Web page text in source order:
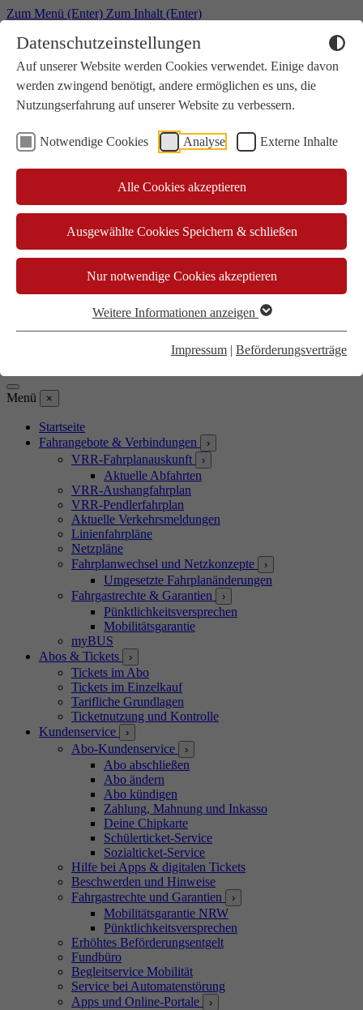
Datenschutzeinstellungen
Auf unserer Website werden Cookies verwendet. Einige davon
werden zwingend benötigt, andere ermöglichen es uns, die
Nutzungserfahrung auf unserer Website zu verbessern.
Notwendige Cookies Analyse Externe Inhalte
Alle Cookies akzeptieren
Ausgewählte Cookies Speichern & schließen
Nur notwendige Cookies akzeptieren
Weitere Informationen anzeigen
Impressum | Beförderungsverträge
Zum Menü (Enter) Zum Inhalt (Enter)
Fahrangebote & Verbindungen
Abos & Tickets
Kundenservice
Die DVG
Suchen
Menü
Menü ×
Startseite
Fahrangebote & Verbindungen
›
VRR-Fahrplanauskunft ›
Aktuelle Abfahrten
VRR-Aushangfahrplan
VRR-Pendlerfahrplan
Aktuelle Verkehrsmeldungen
Linienfahrpläne
Netzpläne
Fahrplanwechsel und Netzkonzepte
›
Umgesetzte Fahrplanänderungen
Fahrgastrechte & Garantien
›
Pünktlichkeitsversprechen
Mobilitätsgarantie
myBUS
Abos & Tickets
›
Tickets im Abo
Tickets im Einzelkauf
Tarifliche Grundlagen
Ticketnutzung und Kontrolle
Kundenservice
›
Abo-Kundenservice ›
Abo abschließen
Abo ändern
Abo kündigen
Zahlung, Mahnung und Inkasso
Deine Chipkarte
Schülerticket-Service
Sozialticket-Service
Hilfe bei Apps & digitalen Tickets
Beschwerden und Hinweise
Fahrgastrechte und Garantien
›
Mobilitätsgarantie NRW
Pünktlichkeitsversprechen
Erhöhtes Beförderungsentgelt
Fundbüro
Begleitservice Mobilität
Service bei Automatenstörung
Apps und Online-Portale
›